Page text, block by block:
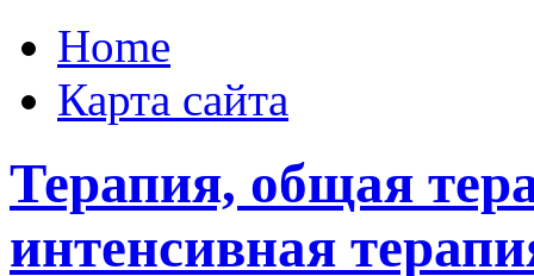
Home
Карта сайта
Терапия, общая
интенсивная